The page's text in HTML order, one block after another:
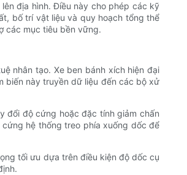
địa hình. Điều này cho phép các kỹ
bố trí vật liệu và quy hoạch tổng thể
các mục tiêu bền vững.
nhân tạo. Xe ben bánh xích hiện đại
biến này truyền dữ liệu đến các bộ xử
đổi độ cứng hoặc đặc tính giảm chấn
hệ thống treo phía xuống dốc để
tối ưu dựa trên điều kiện độ dốc cụ